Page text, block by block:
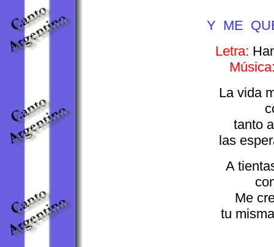
Y ME
Letra:
La vida
tanto
las
A
Me
tu